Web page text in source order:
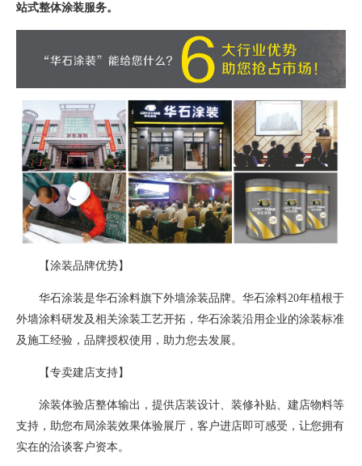
站式整体涂装服务。
【涂装品牌优势】
华石涂装是华石涂料旗下外墙涂装品牌。华石涂料20年植根于
外墙涂料研发及相关涂装工艺开拓，华石涂装沿用企业的涂装标准
及施工经验，品牌授权使用，助力您去发展。
【专卖建店支持】
涂装体验店整体输出，提供店装设计、装修补贴、建店物料等
支持，助您布局涂装效果体验展厅，客户进店即可感受，让您拥有
实在的洽谈客户资本。